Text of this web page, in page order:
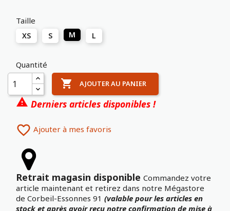
Taille
XS S M L
Quantité
 AJOUTER AU PANIER
 Derniers articles disponibles !
 Ajouter à mes favoris
Retrait magasin disponible Commandez votre
article maintenant et retirez dans notre Mégastore
de Corbeil-Essonnes 91 (valable pour les articles en
stock et après avoir reçu notre confirmation de mise à